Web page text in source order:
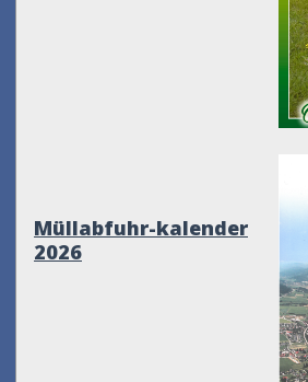
Müllabfuhr-kalender
2026